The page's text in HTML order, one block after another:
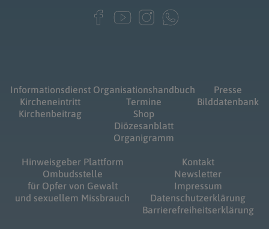
Informationsdienst
Kircheneintritt
Kirchenbeitrag
Organisationshandbuch
Termine
Shop
Diözesanblatt
Organigramm
Presse
Bilddatenbank
Hinweisgeber Plattform
Ombudsstelle
für Opfer von Gewalt
und sexuellem Missbrauch
Kontakt
Newsletter
Impressum
Datenschutzerklärung
Barrierefreiheitserklärung